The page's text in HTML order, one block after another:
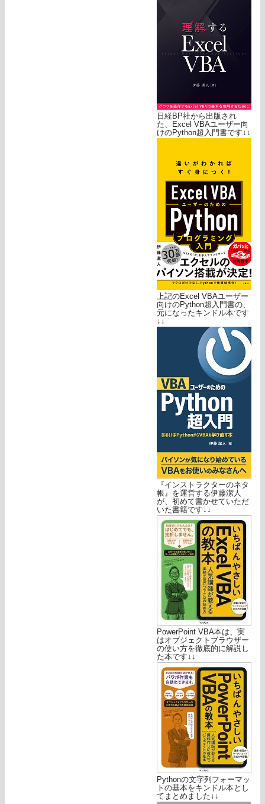
日経BP社から出版され
た、Excel VBAユーザー向
けのPython超入門書です↓↓
上記のExcel VBAユーザー
向けのPython超入門書の、
元になったキンドル本です
↓↓
『インストラクターのネタ
帳』を運営する伊藤潔人
が、初めて書かせていただ
いた書籍です↓↓
PowerPoint VBA本は、実
はオブジェクトブラウザー
の使い方を徹底的に解説し
た本です↓↓
Pythonの文字列フォーマッ
トの基本をキンドル本とし
てまとめました↓↓